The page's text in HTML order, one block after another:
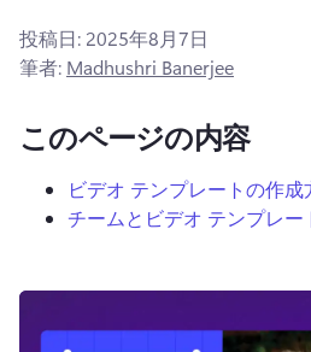
投稿日: 2025年8月7日
筆者: Madhushri Banerjee
このページの内容
ビデオ テンプレートの作成
チームとビデオ テンプレ